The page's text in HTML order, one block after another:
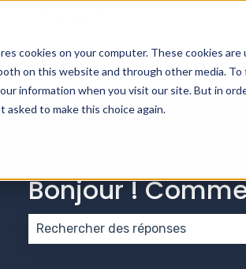
cookies on your computer. These cookies
on this website and through other media.
information when you visit our site. But in
asked to make this choice again.
Bonjour !